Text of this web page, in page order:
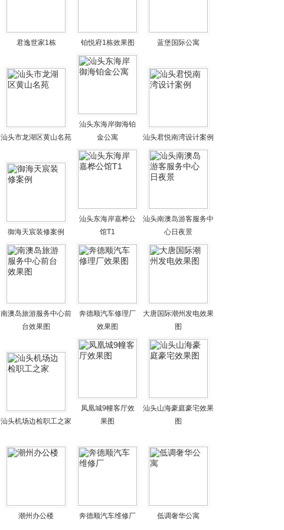
君逸世家1栋 铂悦府1栋效果图 蓝堡国际公寓
汕头市龙湖区黄山名苑
汕头东海岸御海铂
金公寓
汕头君悦南湾设计案例
御海天宸装修案例
汕头东海岸嘉桦公
馆T1
汕头南澳岛游客服务中
心日夜景
南澳岛旅游服务中心前
台效果图
奔德顺汽车修理厂
效果图
大唐国际潮州发电效果
图
汕头机场边检职工之家
凤凰城9幢客厅效
果图
汕头山海豪庭豪宅效果
图
潮州办公楼 奔德顺汽车维修厂 低调奢华公寓